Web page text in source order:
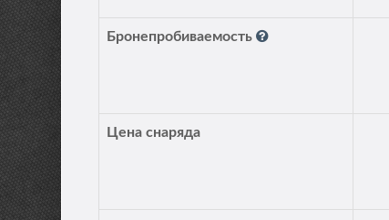
Бронепробиваемость
Цена снаряда